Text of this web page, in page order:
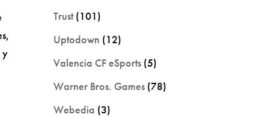
y
Trust(101)
Uptodown (12)
Valencia CF eSports (5)
Warner Bros. Games (78)
Webedia (3)